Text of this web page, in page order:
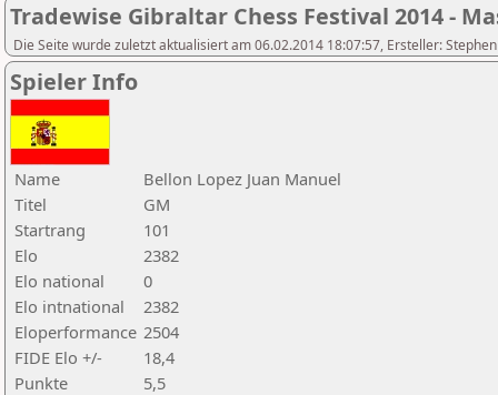
Tradewise Gibraltar Chess Festival 2014 -
Die Seite wurde zuletzt aktualisiert am 06.02.2014 18:07:57, Ersteller:
Spieler Info
Name
Bellon Lopez Juan Manuel
Titel
GM
Startrang
101
Elo
2382
Elo national
0
Elo intnational
2382
Eloperformance 2504
FIDE Elo +/-
18,4
Punkte
5,5